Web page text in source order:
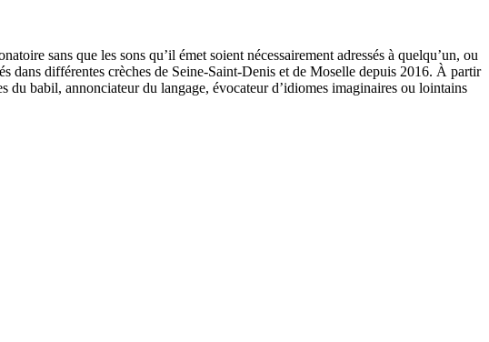
sans que les sons qu’il émet soient nécessairement adressés à quelqu’un, ou
dans différentes crèches de Seine-Saint-Denis et de Moselle depuis 2016. À partir
du babil, annonciateur du langage, évocateur d’idiomes imaginaires ou lointains